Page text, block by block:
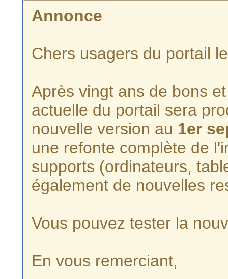
Annonce
Chers usagers du portail
Après vingt ans de bons
actuelle du portail sera
nouvelle version au 1er
une refonte complète de
supports (ordinateurs,
également de nouvelles
Vous pouvez tester la
En vous remerciant,